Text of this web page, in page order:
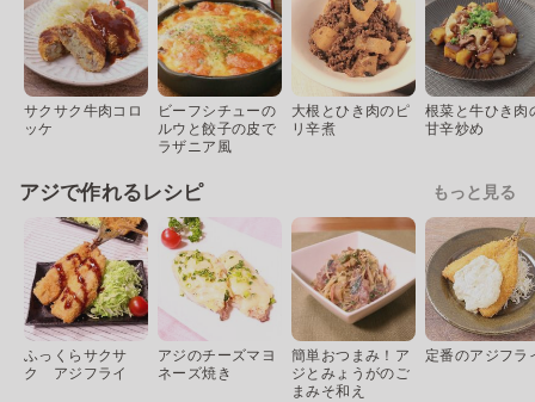
サクサク牛肉コロ
ッケ
ビーフシチューの
ルウと餃子の皮で
ラザニア風
大根とひき肉のピ
リ辛煮
根菜と牛ひき肉
甘辛炒め
アジで作れるレシピ もっと見る
ふっくらサクサ
ク アジフライ
アジのチーズマヨ
ネーズ焼き
簡単おつまみ！ア
ジとみょうがのご
まみそ和え
定番のアジフラ